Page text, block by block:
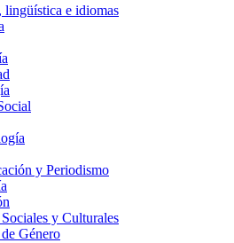
lingüística e idiomas
y Periodismo
y Culturales
Género